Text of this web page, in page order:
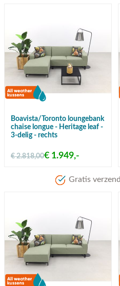
Boavista/Toronto loungebank
chaise longue - Heritage leaf -
3-delig - rechts
€ 2.818,00€ 1.949,-
Gratis